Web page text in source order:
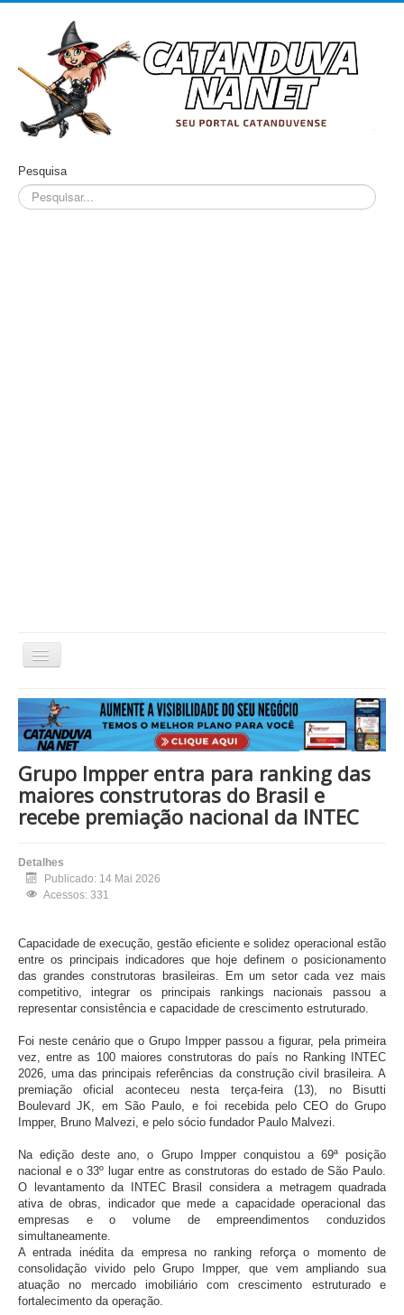
Pesquisa
Alternar
Home Cidade Cultura Economia Educação
Esportes Eventos Filmes em Cartaz Região
Política Saúde Tecnologia Cinema / Série / TV
Nacional / Mundo Vida / Estilo Artigo / Coluna
Grupo Impper entra para ranking das
maiores construtoras do Brasil e
recebe premiação nacional da INTEC
Detalhes
Publicado: 14 Mai 2026
Acessos: 331
Capacidade de execução, gestão eficiente e solidez operacional estão
entre os principais indicadores que hoje definem o posicionamento
das grandes construtoras brasileiras. Em um setor cada vez mais
competitivo, integrar os principais rankings nacionais passou a
representar consistência e capacidade de crescimento estruturado.
Foi neste cenário que o Grupo Impper passou a figurar, pela primeira
vez, entre as 100 maiores construtoras do país no Ranking INTEC
2026, uma das principais referências da construção civil brasileira. A
premiação oficial aconteceu nesta terça-feira (13), no Bisutti
Boulevard JK, em São Paulo, e foi recebida pelo CEO do Grupo
Impper, Bruno Malvezi, e pelo sócio fundador Paulo Malvezi.
Na edição deste ano, o Grupo Impper conquistou a 69ª posição
nacional e o 33º lugar entre as construtoras do estado de São Paulo.
O levantamento da INTEC Brasil considera a metragem quadrada
ativa de obras, indicador que mede a capacidade operacional das
empresas e o volume de empreendimentos conduzidos
simultaneamente.
A entrada inédita da empresa no ranking reforça o momento de
consolidação vivido pelo Grupo Impper, que vem ampliando sua
atuação no mercado imobiliário com crescimento estruturado e
fortalecimento da operação.